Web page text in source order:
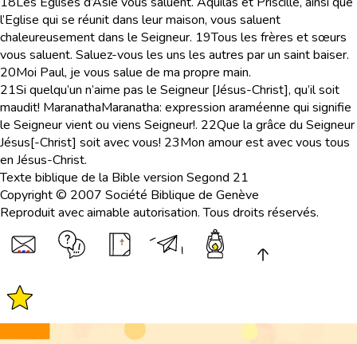
l’Eglise qui se réunit dans leur maison, vous saluent
chaleureusement dans le Seigneur. 19Tous les frères et sœurs
vous saluent. Saluez-vous les uns les autres par un saint baiser.
20Moi Paul, je vous salue de ma propre main.
21Si quelqu’un n’aime pas le Seigneur [Jésus-Christ], qu’il soit
maudit! MaranathaMaranatha: expression araméenne qui signifie
le Seigneur vient ou viens Seigneur!. 22Que la grâce du Seigneur
Jésus[-Christ] soit avec vous! 23Mon amour est avec vous tous
en Jésus-Christ.
Texte biblique de la Bible version Segond 21
Copyright © 2007 Société Biblique de Genève
Reproduit avec aimable autorisation. Tous droits réservés.